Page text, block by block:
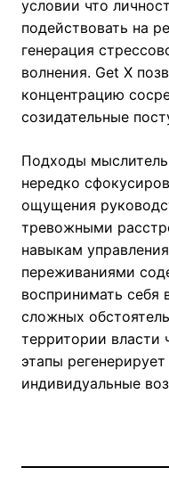
условии что
подействовать на
генерация
волнения. Get X
концентрацию
созидательные
Подходы
нередко
ощущения
тревожными
навыкам
переживаниями
воспринимать
сложных
территории власти
этапы
индивидуальные